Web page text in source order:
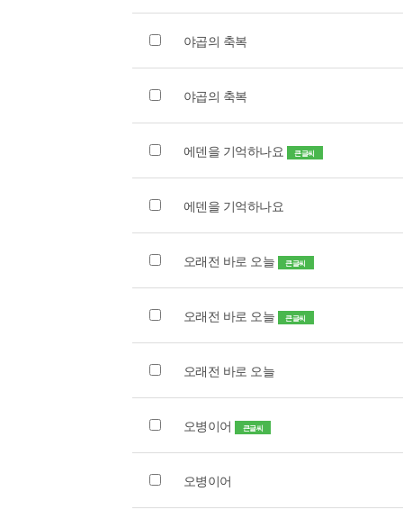
야곱의 축복
야곱의 축복
에덴을 기억하나요 큰글씨
에덴을 기억하나요
오래전 바로 오늘 큰글씨
오래전 바로 오늘 큰글씨
오래전 바로 오늘
오병이어 큰글씨
오병이어